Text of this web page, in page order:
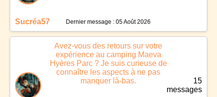
Sucréa57 Dernier message : 05 Août 2026
Avez-vous des retours sur votre
expérience au camping Maeva
Hyères Parc ? Je suis curieuse de
connaître les aspects à ne pas
manquer là-bas.
15
messages